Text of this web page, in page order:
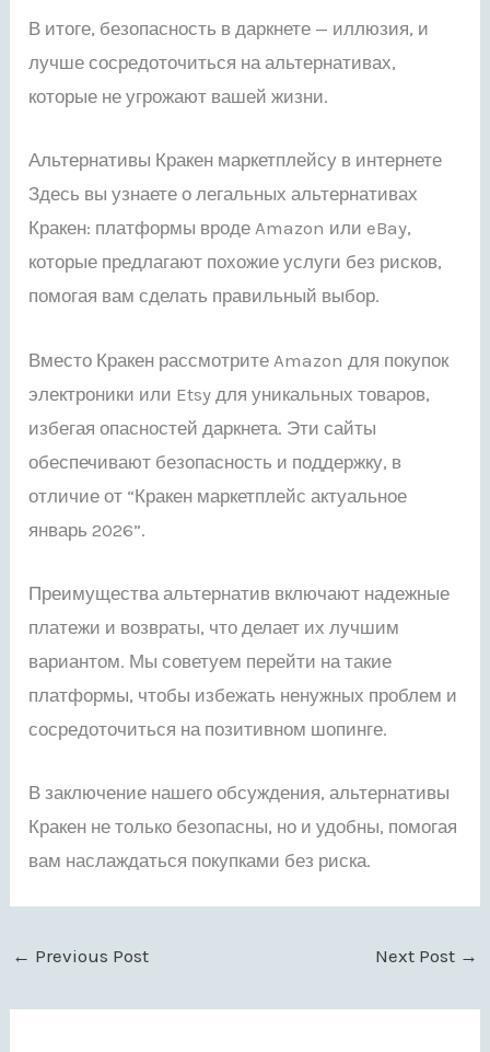
В итоге, безопасность в даркнете — иллюзия, и
лучше сосредоточиться на альтернативах,
которые не угрожают вашей жизни.
Альтернативы Кракен маркетплейсу в интернете
Здесь вы узнаете о легальных альтернативах
Кракен: платформы вроде Amazon или eBay,
которые предлагают похожие услуги без рисков,
помогая вам сделать правильный выбор.
Вместо Кракен рассмотрите Amazon для покупок
электроники или Etsy для уникальных товаров,
избегая опасностей даркнета. Эти сайты
обеспечивают безопасность и поддержку, в
отличие от “Кракен маркетплейс актуальное
январь 2026”.
Преимущества альтернатив включают надежные
платежи и возвраты, что делает их лучшим
вариантом. Мы советуем перейти на такие
платформы, чтобы избежать ненужных проблем и
сосредоточиться на позитивном шопинге.
В заключение нашего обсуждения, альтернативы
Кракен не только безопасны, но и удобны, помогая
вам наслаждаться покупками без риска.
← Previous Post Next Post →